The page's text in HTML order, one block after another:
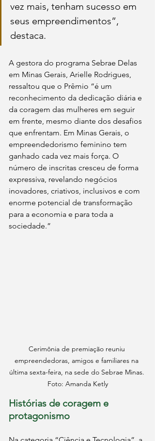
vez mais, tenham sucesso em
seus empreendimentos”,
destaca.
A gestora do programa Sebrae Delas
em Minas Gerais, Arielle Rodrigues,
ressaltou que o Prêmio “é um
reconhecimento da dedicação diária e
da coragem das mulheres em seguir
em frente, mesmo diante dos desafios
que enfrentam. Em Minas Gerais, o
empreendedorismo feminino tem
ganhado cada vez mais força. O
número de inscritas cresceu de forma
expressiva, revelando negócios
inovadores, criativos, inclusivos e com
enorme potencial de transformação
para a economia e para toda a
sociedade.”
Cerimônia de premiação reuniu
empreendedoras, amigos e familiares na
última sexta-feira, na sede do Sebrae Minas.
Foto: Amanda Ketly
Histórias de coragem e
protagonismo